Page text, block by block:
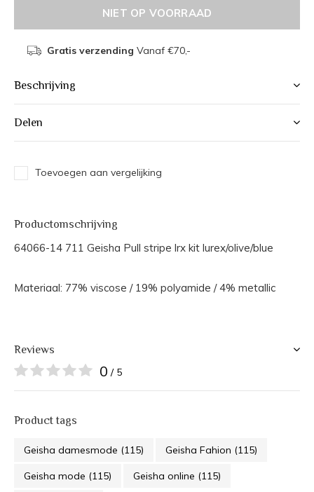
NIET OP VOORRAAD
Gratis verzending Vanaf €70,-
Beschrijving
Delen
Toevoegen aan vergelijking
Productomschrijving
64066-14 711 Geisha Pull stripe lrx kit lurex/olive/blue
Materiaal: 77% viscose / 19% polyamide / 4% metallic
Reviews
0 / 5
Product tags
Geisha damesmode (115) Geisha Fahion (115)
Geisha mode (115) Geisha online (115)